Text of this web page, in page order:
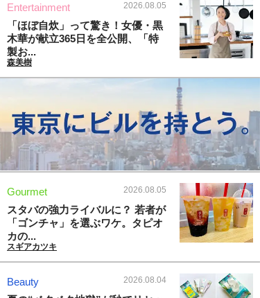
Entertainment 2026.08.05
「ほぼ自炊」って驚き！女優・黒
木華が献立365日を全公開、「特
製お...
森美樹
Gourmet 2026.08.05
スタバの強力ライバルに？ 若者が
「ゴンチャ」を選ぶワケ。タピオ
カの...
スギアカツキ
Beauty 2026.08.04